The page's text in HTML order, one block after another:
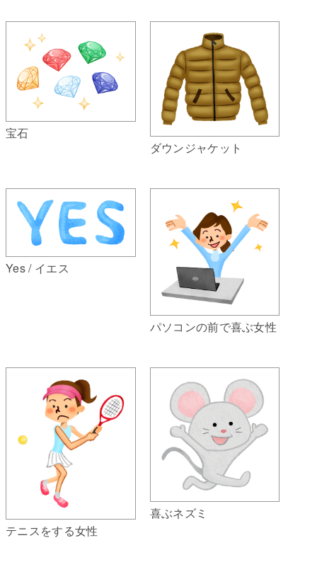
宝石
ダウンジャケット
Yes / イエス
パソコンの前で喜ぶ女性
テニスをする女性
喜ぶネズミ